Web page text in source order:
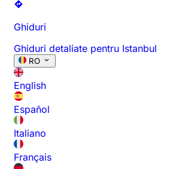
Ghiduri
Ghiduri detaliate pentru Istanbul
RO
English
Español
Italiano
Français